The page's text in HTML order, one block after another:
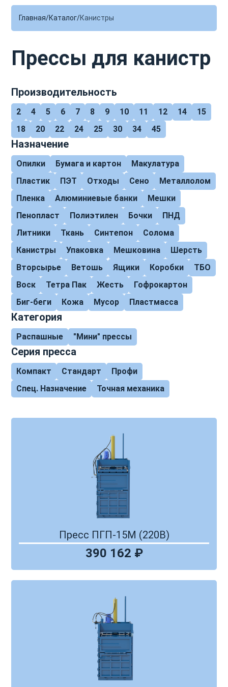
Главная Каталог Канистры
Прессы для канистр
Производительность
2 4 5 6 7 8 9 10 11 12 14
15
18
20 22 24 25 30 34 45
Назначение
Опилки Бумага и картон
Макулатура
Пластик
ПЭТ Отходы Сено
Металлолом
Пленка
Алюминиевые банки
Мешки
Пенопласт
Полиэтилен Бочки
ПНД
Литники
Ткань Синтепон
Солома
Канистры
Упаковка Мешковина
Шерсть
Вторсырье
Ветошь Ящики Коробки
ТБО
Воск
Тетра Пак Жесть
Гофрокартон
Биг-беги
Кожа Мусор Пластмасса
Категория
Распашные "Мини" прессы
Серия пресса
Компакт Стандарт
Профи
Спец. Назначение
Точная механика
Пресс ПГП-15М (220В)
390 162 ₽